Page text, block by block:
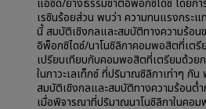
แอซิด/ยางธรรมชาติอิพ็อกซิไดซ์ โดยก
เรซินร้อยส่วน พบว่า ความทนแรงกระ
นี้ สมบัติเชิงกลและสมบัติทางความร้อ
อิพ็อกซิไดซ์/นาโนซิลิกาคอมพอสิตที่เตรี
เปรียบเทียบกับคอมพอสิตที่เตรียมด้วย
ในภาวะเลเท็กซ์ ที่ปริมาณซิลิกาเท่าๆ กั
สมบัติเชิงกลและสมบัติทางความร้อนต่
เมื่อพิจารณาที่ปริมาณนาโนซิลิกาในคอ